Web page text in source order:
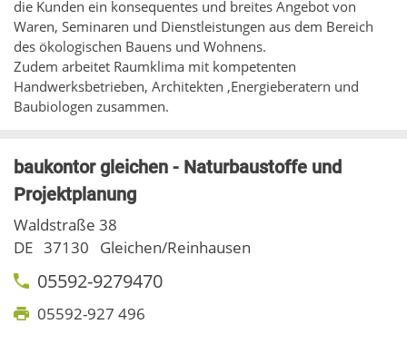
die Kunden ein konsequentes und breites Angebot von
Waren, Seminaren und Dienstleistungen aus dem Bereich
des ökologischen Bauens und Wohnens.
Zudem arbeitet Raumklima mit kompetenten
Handwerksbetrieben, Architekten ,Energieberatern und
Baubiologen zusammen.
baukontor gleichen - Naturbaustoffe und
Projektplanung
Waldstraße 38
DE 37130 Gleichen/Reinhausen
05592-9279470
05592-927 496